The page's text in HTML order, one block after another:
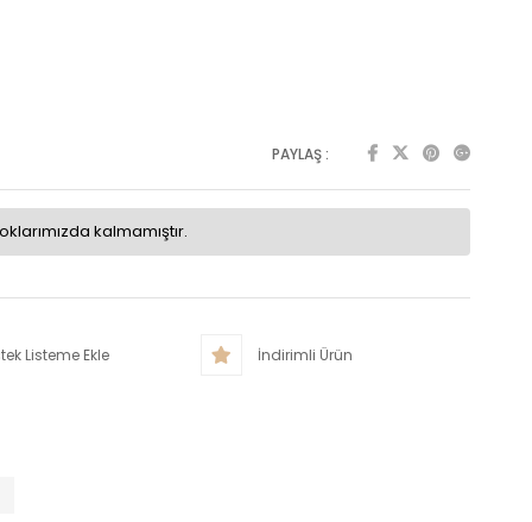
PAYLAŞ :
kalmamıştır.
Listeme Ekle İndirimli Ürün